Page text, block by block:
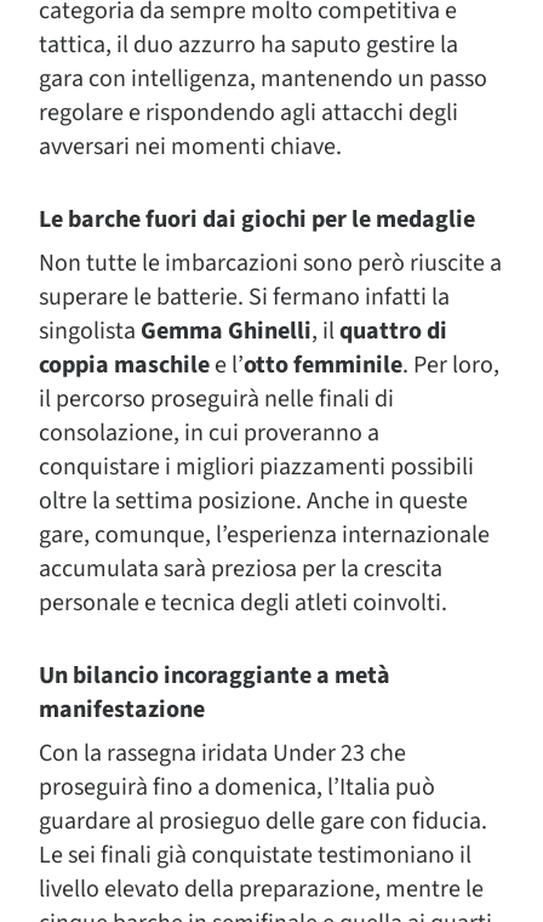
categoria da sempre molto competitiva e
tattica, il duo azzurro ha saputo gestire la
gara con intelligenza, mantenendo un passo
regolare e rispondendo agli attacchi degli
avversari nei momenti chiave.
Le barche fuori dai giochi per le medaglie
Non tutte le imbarcazioni sono però riuscite a
superare le batterie. Si fermano infatti la
singolista Gemma Ghinelli, ilquattro di
coppia maschilee l’otto femminile. Per loro,
il percorso proseguirà nelle finali di
consolazione, in cui proveranno a
conquistare i migliori piazzamenti possibili
oltre la settima posizione. Anche in queste
gare, comunque, l’esperienza internazionale
accumulata sarà preziosa per la crescita
personale e tecnica degli atleti coinvolti.
Un bilancio incoraggiante a metà
manifestazione
Con la rassegna iridata Under 23 che
proseguirà fino a domenica, l’Italia può
guardare al prosieguo delle gare con fiducia.
Le sei finali già conquistate testimoniano il
livello elevato della preparazione, mentre le